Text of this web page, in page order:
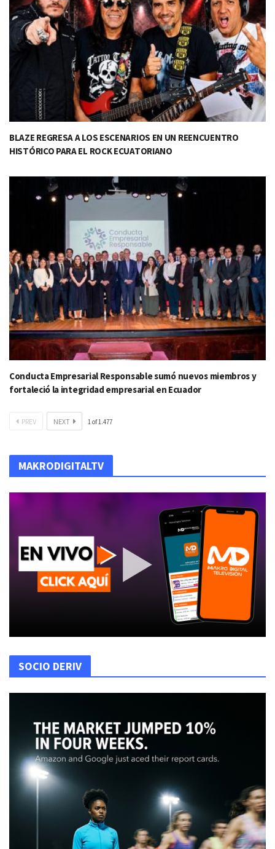
BLAZE REGRESA A LOS ESCENARIOS EN UN REENCUENTRO
HISTÓRICO PARA EL ROCK ECUATORIANO
Conducta Empresarial Responsable sumó nuevos miembros y
fortaleció la integridad empresarial en Ecuador
PREV NEXT 1of1.477
MAKRODIGITALTV
SOCIO DERIV